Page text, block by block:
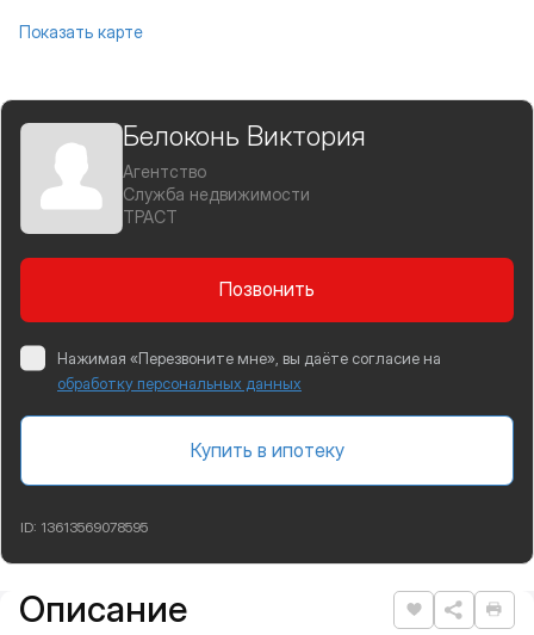
Показать карте
Белоконь Виктория
Агентство
Служба недвижимости
ТРАСТ
Позвонить
Нажимая «Перезвоните мне», вы даёте согласие на
обработку персональных данных
Купить в ипотеку
ID: 13613569078595
Подробная информация
Описание Нравится